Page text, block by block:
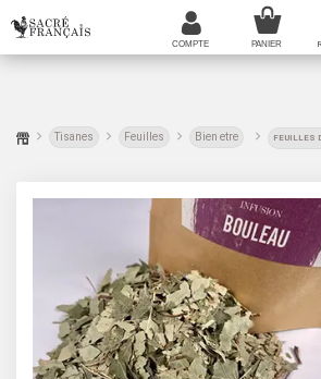
Tisanes Feuilles Bien etre FEUILLES